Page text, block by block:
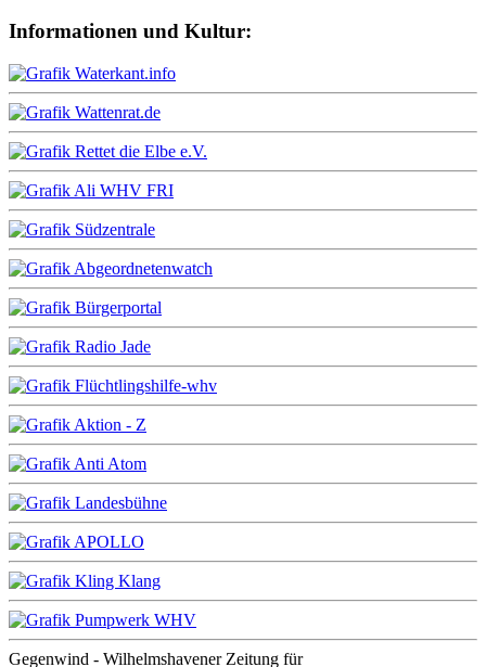
Informationen und Kultur:
Gegenwind - Wilhelmshavener Zeitung für